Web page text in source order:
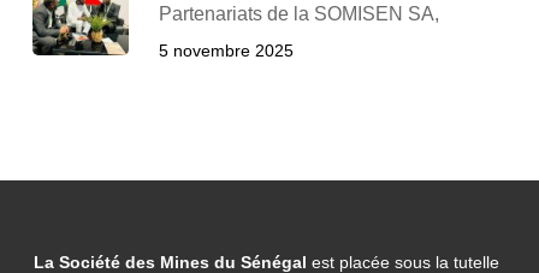
Partenariats de la SOMISEN SA,
5 novembre 2025
La Société des Mines du Sénégal est placée sous la tutelle